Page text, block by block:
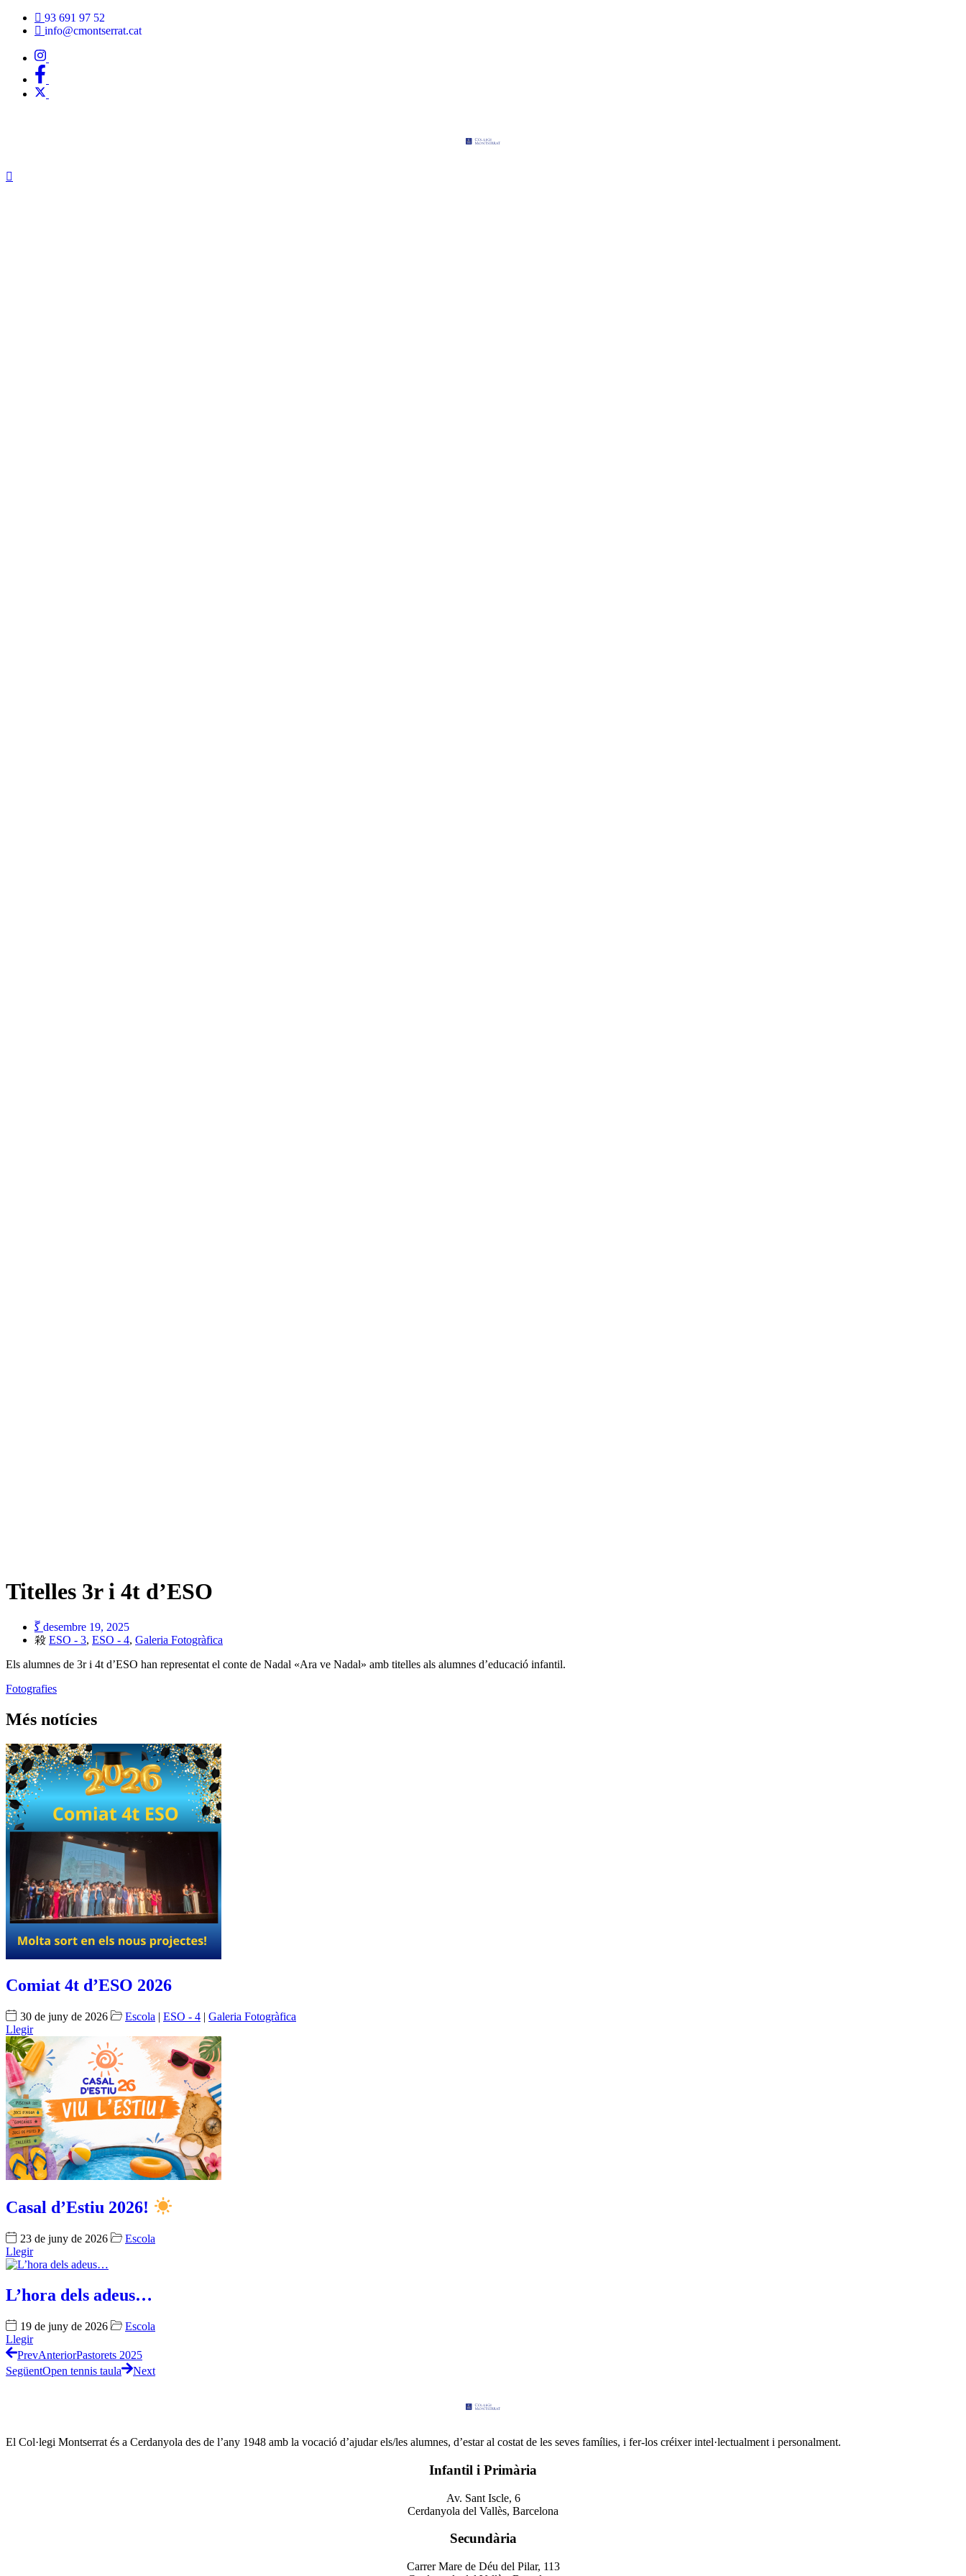
93 691 97 52
info@cmontserrat.cat
Titelles 3r i 4t d’ESO
desembre 19, 2025
ESO - 3, ESO - 4, Galeria Fotogràfica
Els alumnes de 3r i 4t d’ESO han representat el conte de Nadal «Ara ve Nadal» amb titelles als alumnes d’educació infantil.
Fotografies
Més notícies
Comiat 4t d’ESO 2026
30 de juny de 2026 Escola | ESO - 4 | Galeria Fotogràfica
Llegir
Casal d’Estiu 2026!
23 de juny de 2026
Escola
Llegir
L’hora dels adeus…
19 de juny de 2026
Escola
Llegir
PrevAnteriorPastorets 2025
SegüentOpen tennis taula Next
El Col·legi Montserrat és a Cerdanyola des de l’any 1948 amb la vocació d’ajudar els/les alumnes, d’estar al costat de les seves famílies, i fer-los créixer intel·lectualment i personalment.
Infantil i Primària
Av. Sant Iscle, 6
Cerdanyola del Vallès, Barcelona
Secundària
Carrer Mare de Déu del Pilar, 113